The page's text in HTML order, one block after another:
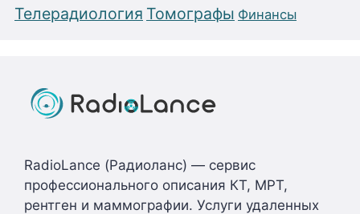
Телерадиология Томографы Финансы
RadioLance (Радиоланс) — сервис
профессионального описания КТ, МРТ,
рентген и маммографии. Услуги удаленных